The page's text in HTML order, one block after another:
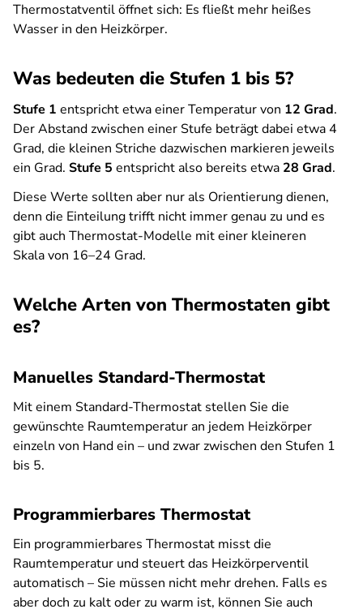
Thermostatventil öffnet sich: Es fließt mehr heißes
Wasser in den Heizkörper.
Was bedeuten die Stufen 1 bis 5?
Stufe 1 entspricht etwa einer Temperatur von 12 Grad.
Der Abstand zwischen einer Stufe beträgt dabei etwa 4
Grad, die kleinen Striche dazwischen markieren jeweils
ein Grad. Stufe 5 entspricht also bereits etwa 28 Grad.
Diese Werte sollten aber nur als Orientierung dienen,
denn die Einteilung trifft nicht immer genau zu und es
gibt auch Thermostat-Modelle mit einer kleineren
Skala von 16–24 Grad.
Welche Arten von Thermostaten gibt
es?
Manuelles Standard-Thermostat
Mit einem Standard-Thermostat stellen Sie die
gewünschte Raumtemperatur an jedem Heizkörper
einzeln von Hand ein – und zwar zwischen den Stufen 1
bis 5.
Programmierbares Thermostat
Ein programmierbares Thermostat misst die
Raumtemperatur und steuert das Heizkörperventil
automatisch – Sie müssen nicht mehr drehen. Falls es
aber doch zu kalt oder zu warm ist, können Sie auch